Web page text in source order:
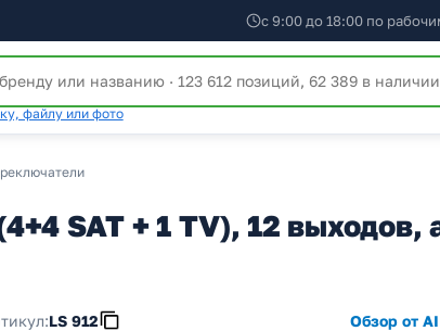
с 9:00 до 18:00 по
файлу или фото
SAT + 1 TV), 12
LS 912
Обзор от AI